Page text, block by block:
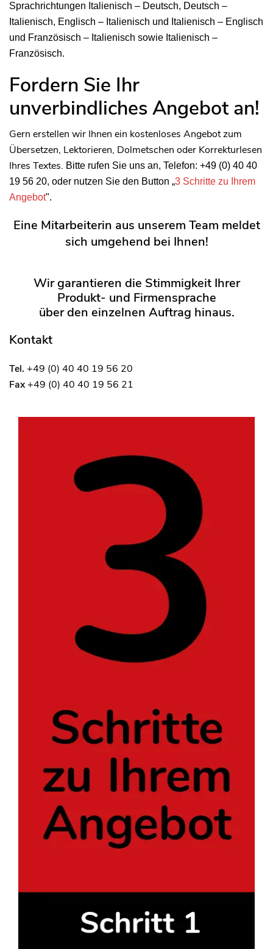
Sprachrichtungen Italienisch – Deutsch, Deutsch –
Italienisch, Englisch – Italienisch und Italienisch – Englisch
und Französisch – Italienisch sowie Italienisch –
Französisch.
Fordern Sie Ihr
unverbindliches Angebot an!
Gern erstellen wir Ihnen ein kostenloses Angebot zum
Übersetzen, Lektorieren, Dolmetschen oder Korrekturlesen
Ihres Textes. Bitte rufen Sie uns an, Telefon: +49 (0) 40 40
19 56 20, oder nutzen Sie den Button „3 Schritte zu Ihrem
Angebot".
Eine Mitarbeiterin aus unserem Team meldet
sich umgehend bei Ihnen!
Wir garantieren die Stimmigkeit Ihrer
Produkt- und Firmensprache
über den einzelnen Auftrag hinaus.
Kontakt
Tel. +49 (0) 40 40 19 56 20
Fax+49 (0) 40 40 19 56 21